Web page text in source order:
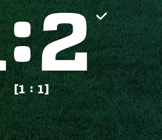
:
[1 : 1]